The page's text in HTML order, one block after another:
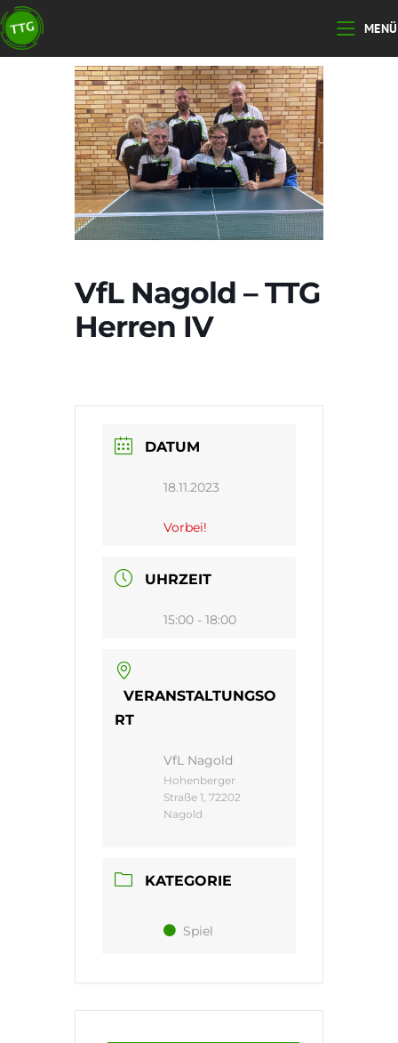
Zum
Inhalt
springen
MENÜ
VfL Nagold – TTG
Herren IV
DATUM
18.11.2023
Vorbei!
UHRZEIT
15:00 - 18:00
VERANSTALTUNGSO
RT
VfL Nagold
Hohenberger
Straße 1, 72202
Nagold
KATEGORIE
Spiel